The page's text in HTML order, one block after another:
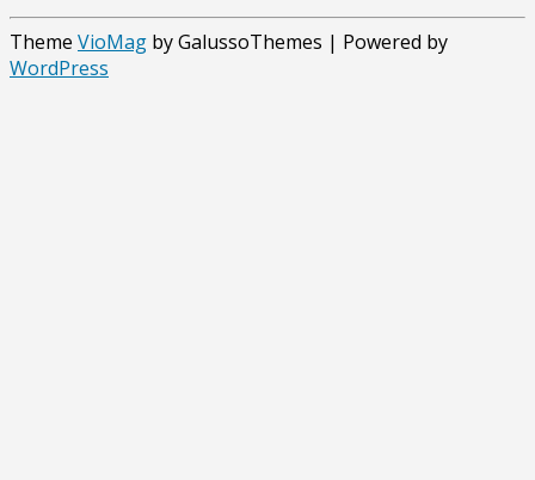
Theme VioMag by GalussoThemes | Powered by
WordPress